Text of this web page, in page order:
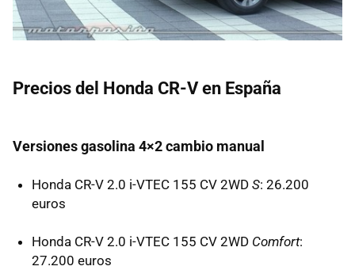
Precios del Honda CR-V en España
Versiones gasolina 4×2 cambio manual
Honda CR-V 2.0 i-VTEC 155 CV 2WD S: 26.200
euros
Honda CR-V 2.0 i-VTEC 155 CV 2WD Comfort:
27.200 euros